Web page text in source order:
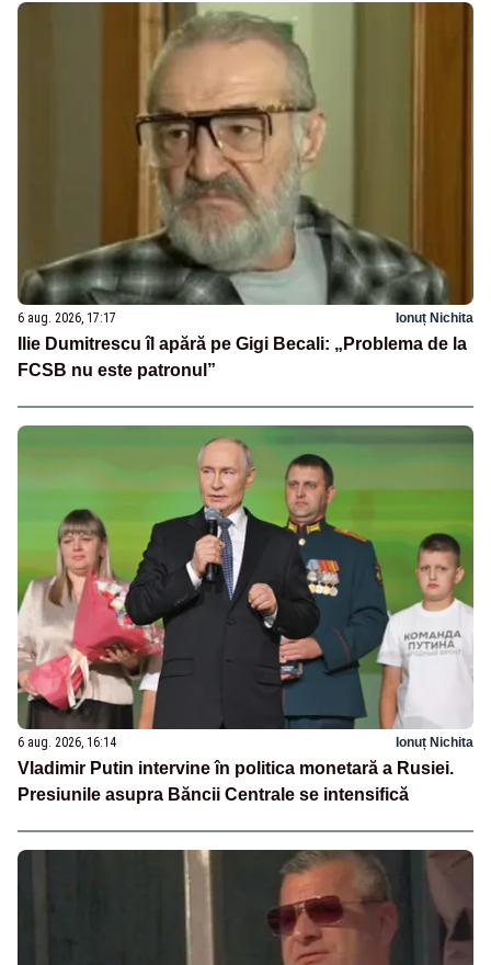
6 aug. 2026, 17:17 Ionuț Nichita
Ilie Dumitrescu îl apără pe Gigi Becali: „Problema de la
FCSB nu este patronul”
6 aug. 2026, 16:14 Ionuț Nichita
Vladimir Putin intervine în politica monetară a Rusiei.
Presiunile asupra Băncii Centrale se intensifică